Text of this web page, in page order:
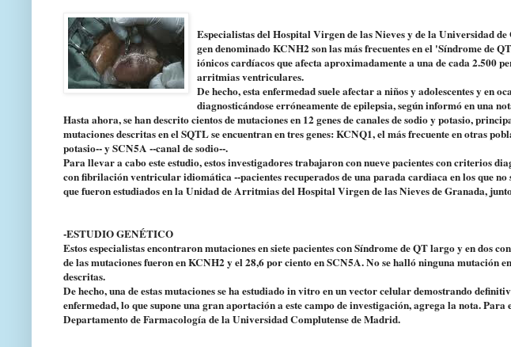
Especialistas del Hospital Virgen de las Nieves y de la Universidad
gen denominado KCNH2 son las más frecuentes en el 'Síndrome de
iónicos cardíacos que afecta aproximadamente a una de cada 2.500
arritmias ventriculares.
De hecho, esta enfermedad suele afectar a niños y adolescentes y en
diagnosticándose erróneamente de epilepsia, según informó en una
Hasta ahora, se han descrito cientos de mutaciones en 12 genes de canales de sodio y potasio,
mutaciones descritas en el SQTL se encuentran en tres genes: KCNQ1, el más frecuente en otras
potasio-- y SCN5A --canal de sodio--.
Para llevar a cabo este estudio, estos investigadores trabajaron con nueve pacientes con criterios
con fibrilación ventricular idiomática --pacientes recuperados de una parada cardiaca en los que
que fueron estudiados en la Unidad de Arritmias del Hospital Virgen de las Nieves de Granada,
-ESTUDIO GENÉTICO
Estos especialistas encontraron mutaciones en siete pacientes con Síndrome de QT largo y en
de las mutaciones fueron en KCNH2 y el 28,6 por ciento en SCN5A. No se halló ninguna mutación
descritas.
De hecho, una de estas mutaciones se ha estudiado in vitro en un vector celular demostrando
enfermedad, lo que supone una gran aportación a este campo de investigación, agrega la nota.
Departamento de Farmacología de la Universidad Complutense de Madrid.